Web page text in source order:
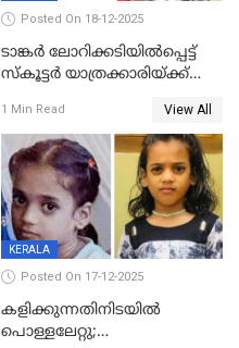
Posted On 18-12-2025
ടാങ്കർ ലോറിക്കടിയിൽപ്പെട്ട്
സ്കൂട്ടർ യാത്രക്കാരിയ്ക്ക്
കണ്ടോത്ത് ദേശീയ പാതയിൽ
1 Min Read View All
KERALA
Posted On 17-12-2025
കളിക്കുന്നതിനിടയിൽ
പൊള്ളലേറ്റു;